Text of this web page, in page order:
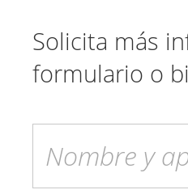
Solicita más
formulario o